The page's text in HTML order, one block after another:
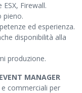
Firewall.
pieno.
ed esperienza.
disponibilità alla
produzione.
MANAGER
commerciali per